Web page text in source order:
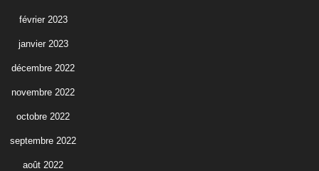
février 2023
janvier 2023
décembre 2022
novembre 2022
octobre 2022
septembre 2022
août 2022